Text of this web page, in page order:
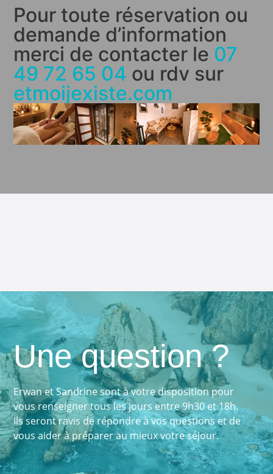
Pour toute réservation ou
demande d’information
merci de contacter le 07
49 72 65 04 ou rdv sur
etmoijexiste.com
Une question ?
Erwan et Sandrine sont à votre disposition pour
vous renseigner tous les jours entre 9h30 et 18h.
Ils seront ravis de répondre à vos questions et de
vous aider à préparer au mieux votre séjour.